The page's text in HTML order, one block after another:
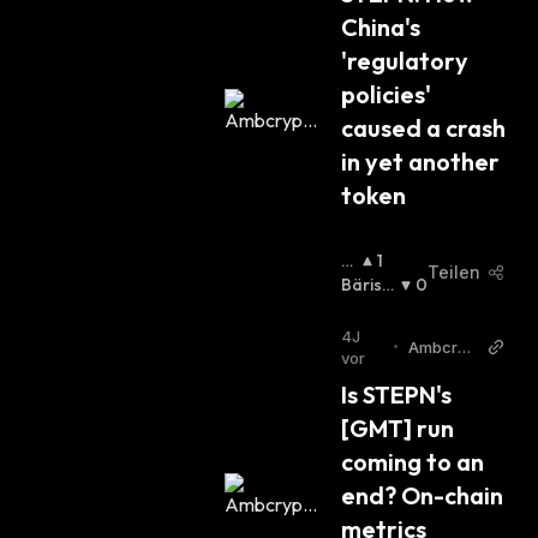
:
China's
'regulatory
policies'
caused a crash
in yet another
token
B
Ull
C
H:
1
Bärisc
0
Teilen
4J
vor
• Ambcryp
Is STEPN's
[GMT] run
coming to an
end? On-chain
metrics